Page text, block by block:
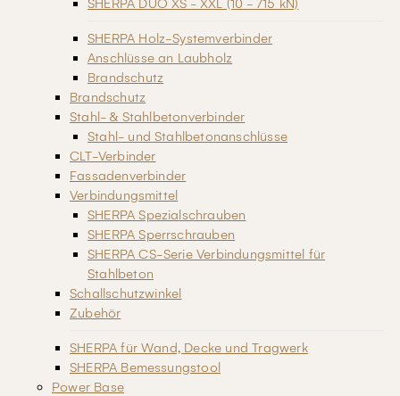
SHERPA DUO XS - XXL (10 - 715 kN)
SHERPA Holz-Systemverbinder
Anschlüsse an Laubholz
Brandschutz
Brandschutz
Stahl- & Stahlbetonverbinder
Stahl- und Stahlbetonanschlüsse
CLT-Verbinder
Fassadenverbinder
Verbindungsmittel
SHERPA Spezialschrauben
SHERPA Sperrschrauben
SHERPA CS-Serie Verbindungsmittel für
Stahlbeton
Schallschutzwinkel
Zubehör
SHERPA für Wand, Decke und Tragwerk
SHERPA Bemessungstool
Power Base